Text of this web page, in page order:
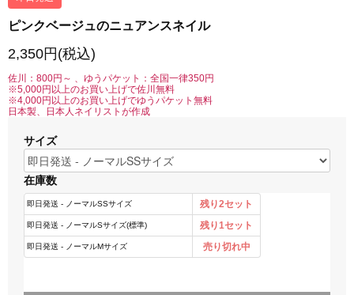
ピンクベージュのニュアンスネイル
2,350円(税込)
佐川：800円～ 、ゆうパケット：全国一律350円
※5,000円以上のお買い上げで佐川無料
※4,000円以上のお買い上げでゆうパケット無料
日本製、日本人ネイリストが作成
サイズ
在庫数